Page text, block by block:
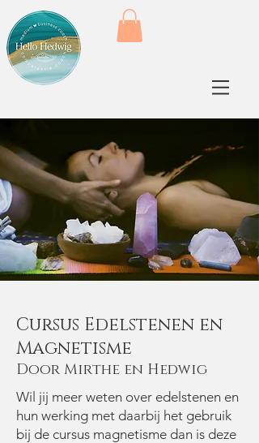
Cursus Edelstenen en
Magnetisme
Door Mirthe en Hedwig
Wil jij meer weten over edelstenen en
hun werking met daarbij het gebruik
bij de cursus magnetisme dan is deze